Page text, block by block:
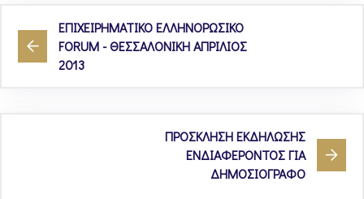
ΕΠΙΧΕΙΡΗΜΑΤΙΚΟ ΕΛΛΗΝΟΡΩΣΙΚΟ
FORUM - ΘΕΣΣΑΛΟΝΙΚΗ ΑΠΡΙΛΙΟΣ
2013
ΠΡΟΣΚΛΗΣΗ ΕΚΔΗΛΩΣΗΣ
ΕΝΔΙΑΦΕΡΟΝΤΟΣ ΓΙΑ
ΔΗΜΟΣΙΟΓΡΑΦΟ